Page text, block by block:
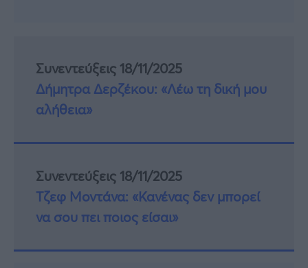
Συνεντεύξεις 18/11/2025
Δήμητρα Δερζέκου: «Λέω τη δική μου
αλήθεια»
Συνεντεύξεις 18/11/2025
Τζεφ Μοντάνα: «Κανένας δεν μπορεί
να σου πει ποιος είσαι»